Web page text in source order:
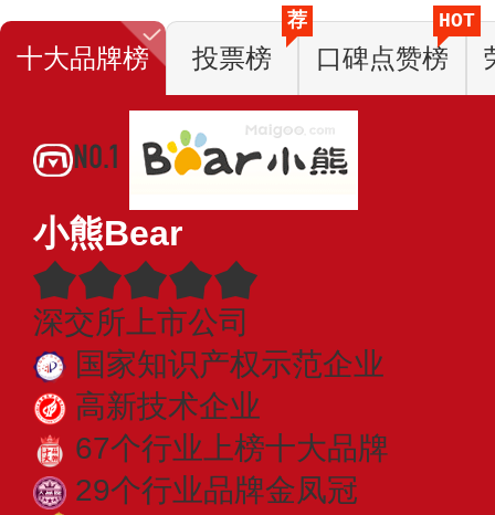
十大品牌榜 投票榜
荐
口碑点赞榜
HOT
NO.1
小熊Bear
深交所上市公司
国家知识产权示范企业
高新技术企业
67个行业上榜十大品牌
29个行业品牌金凤冠